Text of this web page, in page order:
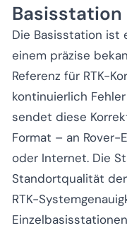
Basisstation
Die Basisstation ist
einem präzise
Referenz für RTK-
kontinuierlich
sendet diese
Format – an Rover-
oder Internet. Die
Standortqualität
RTK-